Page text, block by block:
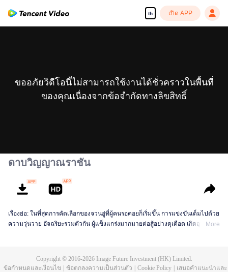
th เปิด APP
ขออภัยวิดีโอนี้ไม่สามารถใช้งานได้ชั่วคราวในพื้นที่
ของคุณเนื่องจากข้อจำกัดทางลิขสิทธิ์
ดาบวิญญาณราชัน
เรื่องย่อ: ในที่สุดการคัดเลือกของจวนอู่ที่ผู้คนรอคอยก็เริ่มขึ้น การแข่งขันเต็มไปด้วย
ความวุ่นวาย อัจฉริยะรวมตัวกัน ผู้แข็งแกร่งมากมายต่อสู้อย่างดุเดือด เกิดอุบัติเหตุ
การลอบสังหารที่ไม่อาจคาดเดานี้ได้อย่างไร
More
Copyright © 2016-2026Image Future Investment (HK) Limited.
ข้อกำหนดและเงื่อนไข
ข้อตกลงความเป็นส่วนตัว Cookie Policy
เสนอคำแนะนำและ